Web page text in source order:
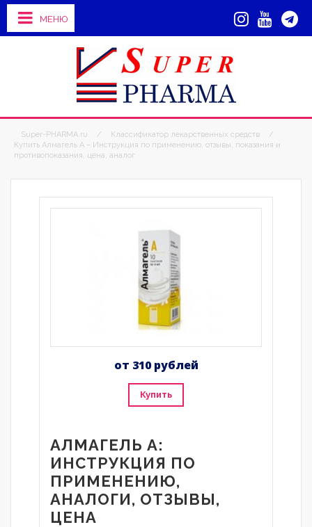
МЕНЮ
Super-PHARMA.ru / Классификатор лекарственных средств
/
Купить Алмагель А – Инструкция по применению, отзывы, показания и
противопоказания, цена, аналог
от 310 рублей
Купить
АЛМАГЕЛЬ А:
ИНСТРУКЦИЯ ПО
ПРИМЕНЕНИЮ,
АНАЛОГИ, ОТЗЫВЫ,
ЦЕНА